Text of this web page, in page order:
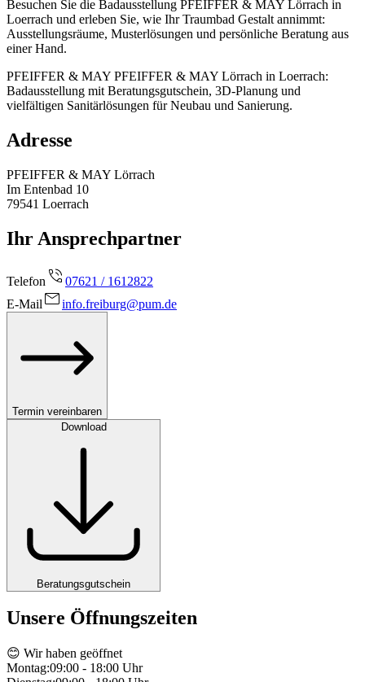
Besuchen Sie die Badausstellung PFEIFFER & MAY Lörrach in
Loerrach und erleben Sie, wie Ihr Traumbad Gestalt annimmt:
Ausstellungsräume, Musterlösungen und persönliche Beratung aus
einer Hand.
PFEIFFER & MAY PFEIFFER & MAY Lörrach in Loerrach:
Badausstellung mit Beratungsgutschein, 3D-Planung und
vielfältigen Sanitärlösungen für Neubau und Sanierung.
Adresse
PFEIFFER & MAY Lörrach
Im Entenbad 10
79541 Loerrach
Ihr Ansprechpartner
Telefon
07621 / 1612822
E-Mail
info.freiburg@pum.de
Termin vereinbaren
Download
Beratungsgutschein
Unsere Öffnungszeiten
😊 Wir haben geöffnet
Montag:09:00 - 18:00 Uhr